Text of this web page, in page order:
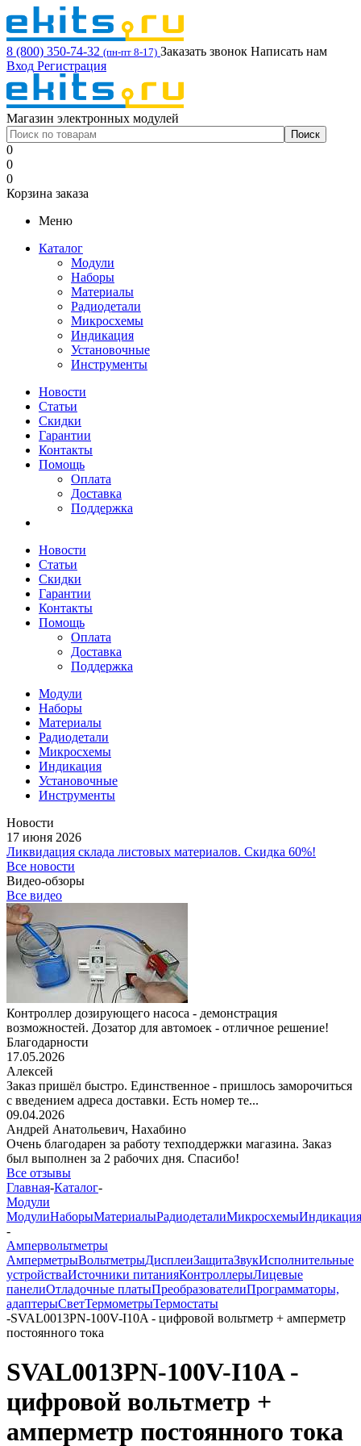
8 (800) 350-74-32 (пн-пт 8-17) Заказать звонок Написать нам
Вход Регистрация
Магазин электронных модулей
0
0
0
Корзина заказа
Меню
Каталог
Модули
Наборы
Материалы
Радиодетали
Микросхемы
Индикация
Установочные
Инструменты
Новости
Статьи
Скидки
Гарантии
Контакты
Помощь
Оплата
Доставка
Поддержка
Новости
Статьи
Скидки
Гарантии
Контакты
Помощь
Оплата
Доставка
Поддержка
Модули
Наборы
Материалы
Радиодетали
Микросхемы
Индикация
Установочные
Инструменты
Новости
17 июня 2026
Ликвидация склада листовых материалов. Скидка 60%!
Все новости
Видео-обзоры
Все видео
Контроллер дозирующего насоса - демонстрация
возможностей. Дозатор для автомоек - отличное решение!
Благодарности
17.05.2026
Алексей
Заказ пришёл быстро. Единственное - пришлось заморочиться
с введением адреса доставки. Есть номер те...
09.04.2026
Андрей Анатольевич, Нахабино
Очень благодарен за работу техподдержки магазина. Заказ
был выполнен за 2 рабочих дня. Спасибо!
Все отзывы
Главная-Каталог-
Модули
МодулиНаборыМатериалыРадиодеталиМикросхемыИндикация
-
Ампервольтметры
АмперметрыВольтметрыДисплеиЗащитаЗвукИсполнительные
устройстваИсточники питанияКонтроллерыЛицевые
панелиОтладочные платыПреобразователиПрограмматоры,
адаптерыСветТермометрыТермостаты
-SVAL0013PN-100V-I10A - цифровой вольтметр + амперметр
постоянного тока
SVAL0013PN-100V-I10A -
цифровой вольтметр +
амперметр постоянного тока